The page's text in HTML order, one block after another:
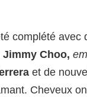
complété avec
Jimmy Choo,
et de
Cheveux